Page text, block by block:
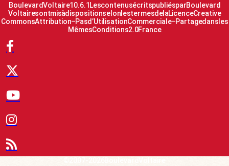
Boulevard Voltaire 10.6.1 Les contenus écrits publiés par Boulevard
Voltaire sont mis à disposition selon les termes de la Licence Creative
Commons Attribution – Pas d’Utilisation Commerciale – Partage dans les
Mêmes Conditions 2.0 France